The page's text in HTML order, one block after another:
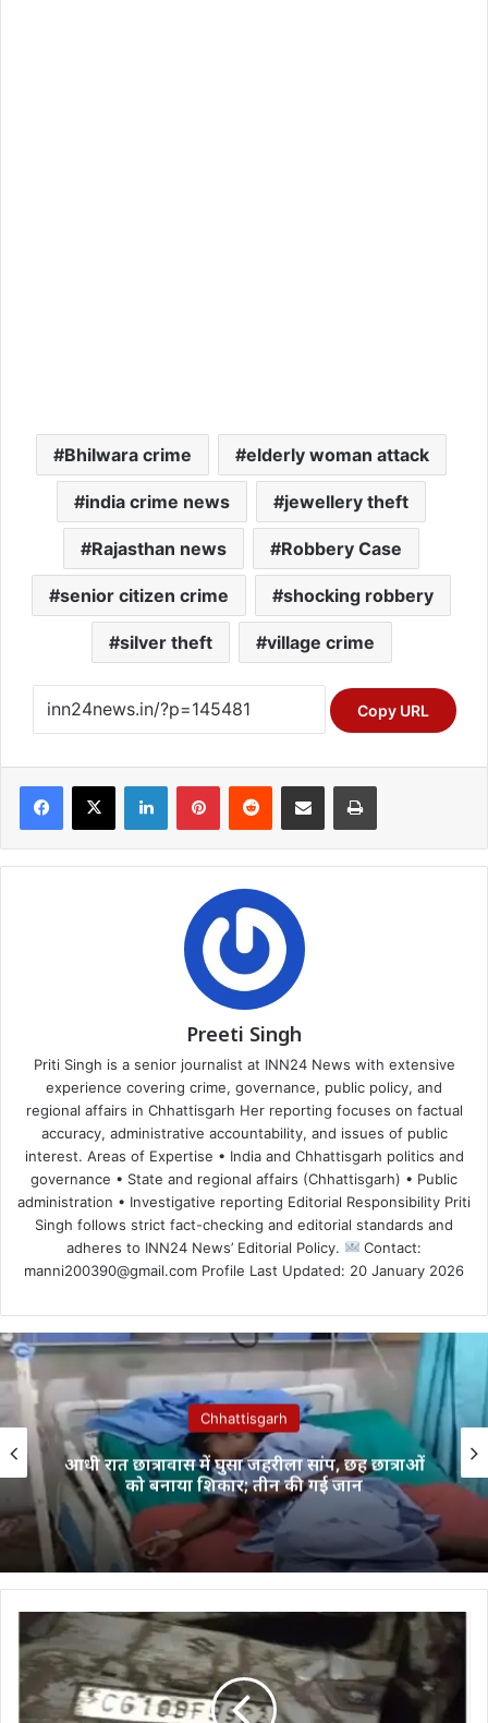
Bhilwara crime elderly woman attack
india crime news jewellery theft
Rajasthan news Robbery Case
senior citizen crime shocking robbery
silver theft village crime
Copy URL
Facebook
X LinkedInPinterestReddit Share via Email Print
Preeti Singh
Priti Singh is a senior journalist at INN24 News with extensive
experience covering crime, governance, public policy, and
regional affairs in Chhattisgarh Her reporting focuses on factual
accuracy, administrative accountability, and issues of public
interest. Areas of Expertise • India and Chhattisgarh politics and
governance • State and regional affairs (Chhattisgarh) • Public
administration • Investigative reporting Editorial Responsibility Priti
Singh follows strict fact-checking and editorial standards and
adheres to INN24 News’ Editorial Policy.
Contact:
manni200390@gmail.com Profile Last Updated: 20 January 2026
Chhattisgarh
आधी रात छात्रावास में घुसा जहरीला सांप, छह छात्राओं
को बनाया शिकार; तीन की गई जान
कोरबा-
चांपा
भारतमाला
पर